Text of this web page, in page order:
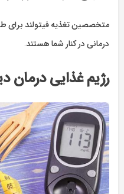
متخصصین تغذیه فیتولند برای
درمانی در کنار شما هستند.
رژیم غذایی درمان